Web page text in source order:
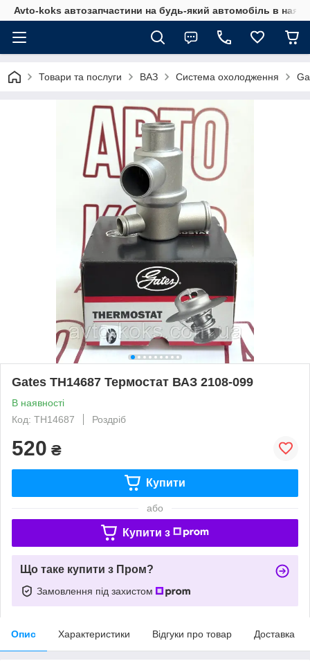
Avto-koks автозапчастини на будь-який автомобіль в
Товари та послуги ВАЗ Система охолодження
Gates TH14687 Термостат ВАЗ 2108-099
В наявності
Код: TH14687
Роздріб
520 ₴
Купити
або
Купити з
Що таке купити з Пром?
Замовлення під захистом
Опис Характеристики Відгуки про товар Доставка